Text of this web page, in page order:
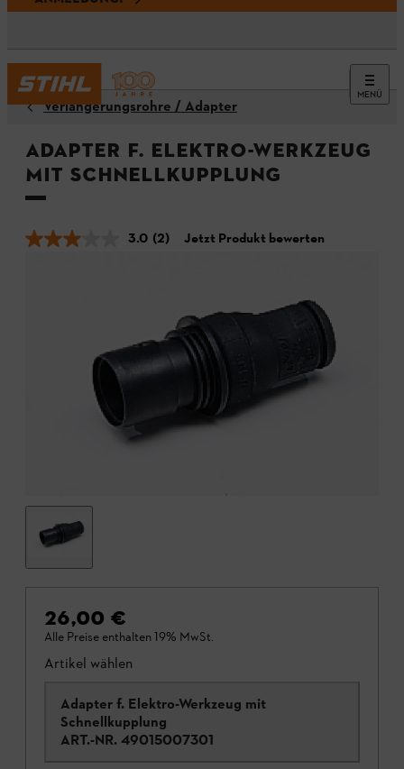
MENÜ
Verlängerungsrohre / Adapter
Adapter f. Elektro-Werkzeug
mit Schnellkupplung
3.0 (2) Jetzt Produkt bewerten
26,00 €
Alle Preise enthalten 19% MwSt.
Artikel wählen
Adapter f. Elektro-Werkzeug mit
Schnellkupplung
ART.-NR. 49015007301